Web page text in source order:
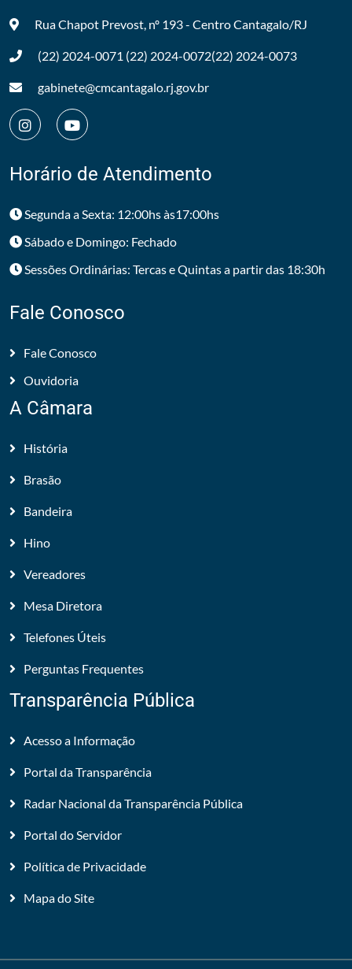
Rua Chapot Prevost, nº 193 - CentroCantagalo/RJ
(22) 2024-0071 (22) 2024-0072(22) 2024-0073
gabinete@cmcantagalo.rj.gov.br
Horário de Atendimento
Segunda a Sexta: 12:00hs às17:00hs
Sábado e Domingo: Fechado
Sessões Ordinárias: Tercas e Quintas a partir das 18:30h
Fale Conosco
Fale Conosco
Ouvidoria
A Câmara
História
Brasão
Bandeira
Hino
Vereadores
Mesa Diretora
Telefones Úteis
Perguntas Frequentes
Transparência Pública
Acesso a Informação
Portal da Transparência
Radar Nacional da Transparência Pública
Portal do Servidor
Política de Privacidade
Mapa do Site